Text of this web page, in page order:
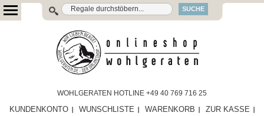
SUCHE
WOHLGERATEN HOTLINE +49 40 769 716 25
KUNDENKONTO WUNSCHLISTE WARENKORB
ZUR KASSE